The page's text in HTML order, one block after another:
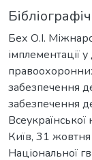
Бех О.І.
імплементації
забезпечення
забезпечення
Київ, 31 жовтня
Національної